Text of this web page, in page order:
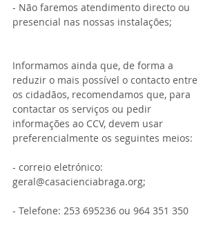
- Não faremos atendimento directo ou
presencial nas nossas instalações;
Informamos ainda que, de forma a
reduzir o mais possível o contacto entre
os cidadãos, recomendamos que, para
contactar os serviços ou pedir
informações ao CCV, devem usar
preferencialmente os seguintes meios:
- correio eletrónico:
geral@casacienciabraga.org;
- Telefone: 253 695236 ou 964 351 350